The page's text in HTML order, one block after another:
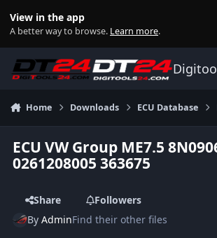
View in the app
A better way to browse. Learn more.
Home Downloads ECU Database
ECU VW Group ME7.5
0261208005 363675
Share
Followers
ByAdminFind their other files